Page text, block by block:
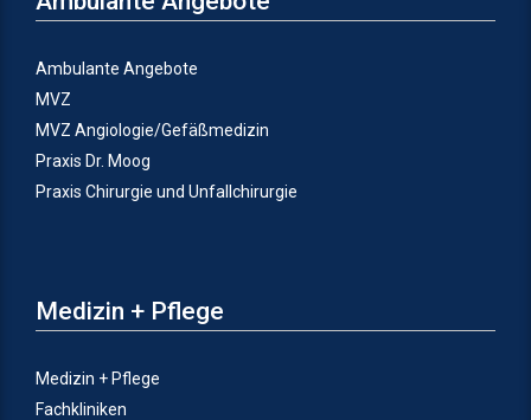
Ambulante Angebote
MVZ
MVZ Angiologie/Gefäßmedizin
Praxis Dr. Moog
Praxis Chirurgie und Unfallchirurgie
Medizin + Pflege
Medizin + Pflege
Fachkliniken